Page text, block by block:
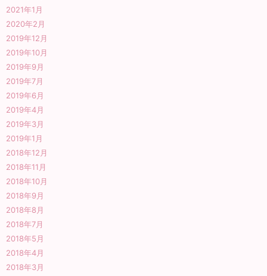
2021年1月
2020年2月
2019年12月
2019年10月
2019年9月
2019年7月
2019年6月
2019年4月
2019年3月
2019年1月
2018年12月
2018年11月
2018年10月
2018年9月
2018年8月
2018年7月
2018年5月
2018年4月
2018年3月